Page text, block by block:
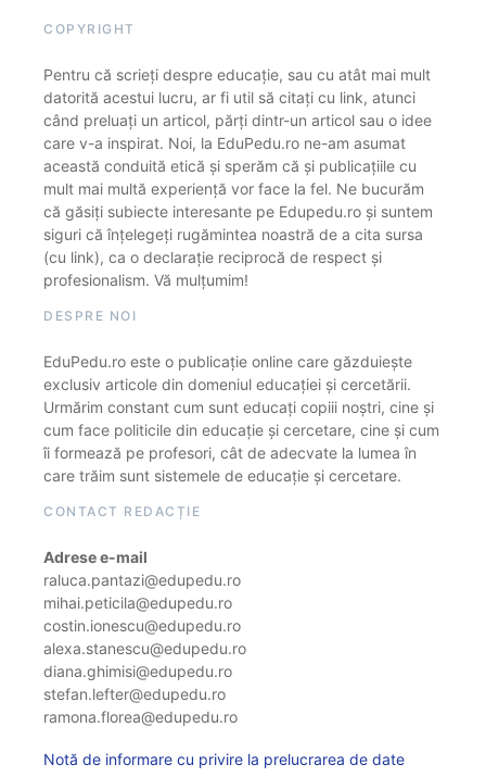
COPYRIGHT
Pentru că scrieți despre educație, sau cu atât mai mult
datorită acestui lucru, ar fi util să citați cu link, atunci
când preluați un articol, părți dintr-un articol sau o idee
care v-a inspirat. Noi, la EduPedu.ro ne-am asumat
această conduită etică și sperăm că și publicațiile cu
mult mai multă experiență vor face la fel. Ne bucurăm
că găsiți subiecte interesante pe Edupedu.ro și suntem
siguri că înțelegeți rugămintea noastră de a cita sursa
(cu link), ca o declarație reciprocă de respect și
profesionalism. Vă mulțumim!
DESPRE NOI
EduPedu.ro este o publicație online care găzduiește
exclusiv articole din domeniul educației și cercetării.
Urmărim constant cum sunt educați copiii noștri, cine și
cum face politicile din educație și cercetare, cine și cum
îi formează pe profesori, cât de adecvate la lumea în
care trăim sunt sistemele de educație și cercetare.
CONTACT REDACȚIE
Adrese e-mail
raluca.pantazi@edupedu.ro
mihai.peticila@edupedu.ro
costin.ionescu@edupedu.ro
alexa.stanescu@edupedu.ro
diana.ghimisi@edupedu.ro
stefan.lefter@edupedu.ro
ramona.florea@edupedu.ro
Notă de informare cu privire la prelucrarea de date